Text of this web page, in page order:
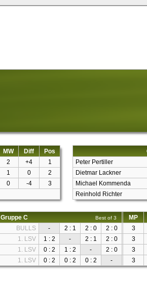
MW Diff
Pos
2 +4
1
1 0
2
0 -4 3
Peter Pertiller
Dietmar Lackner
Michael Kommenda
Reinhold Richter
Gruppe C Best of 3 MP
BULLS - 2 : 1 2 : 0 2 : 0 3
1. LSV 1 : 2 - 2 : 1 2 : 0 3
1. LSV 0 : 2 1 : 2 - 2 : 0 3
1. LSV 0 : 2 0 : 2 0 : 2 - 3